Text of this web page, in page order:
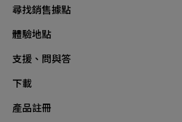
尋找銷售據點
體驗地點
支援、問與答
下載
產品註冊